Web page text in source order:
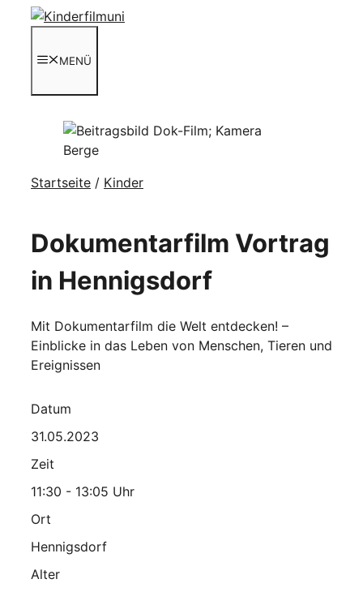
Zum
springenMENÜ
Startseite / Kinder
Dokumentarfilm Vortrag
in Hennigsdorf
Mit Dokumentarfilm die Welt entdecken! –
Einblicke in das Leben von Menschen, Tieren und
Ereignissen
Datum
31.05.2023
Zeit
11:30 - 13:05 Uhr
Ort
Hennigsdorf
Alter